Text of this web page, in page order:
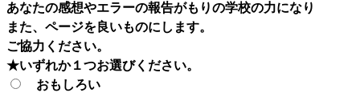
あなたの感想やエラーの報告がもりの学校の力になり
また、ページを良いものにします。
ご協力ください。
★いずれか１つお選びください。
おもしろい